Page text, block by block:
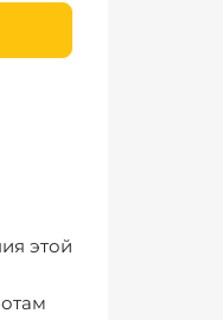
этой